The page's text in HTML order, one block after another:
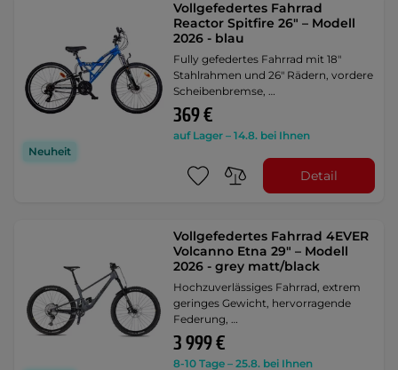
Neuheit
Vollgefedertes Fahrrad
Reactor Spitfire 26" – Modell
2026 - blau
Fully gefedertes Fahrrad mit 18"
Stahlrahmen und 26" Rädern, vordere
Scheibenbremse, …
369 €
auf Lager – 14.8. bei Ihnen
Detail
Vollgefedertes Fahrrad 4EVER
Volcanno Etna 29" – Modell
2026 - grey matt/black
Hochzuverlässiges Fahrrad, extrem
geringes Gewicht, hervorragende
Federung, …
3 999 €
8-10 Tage – 25.8. bei Ihnen